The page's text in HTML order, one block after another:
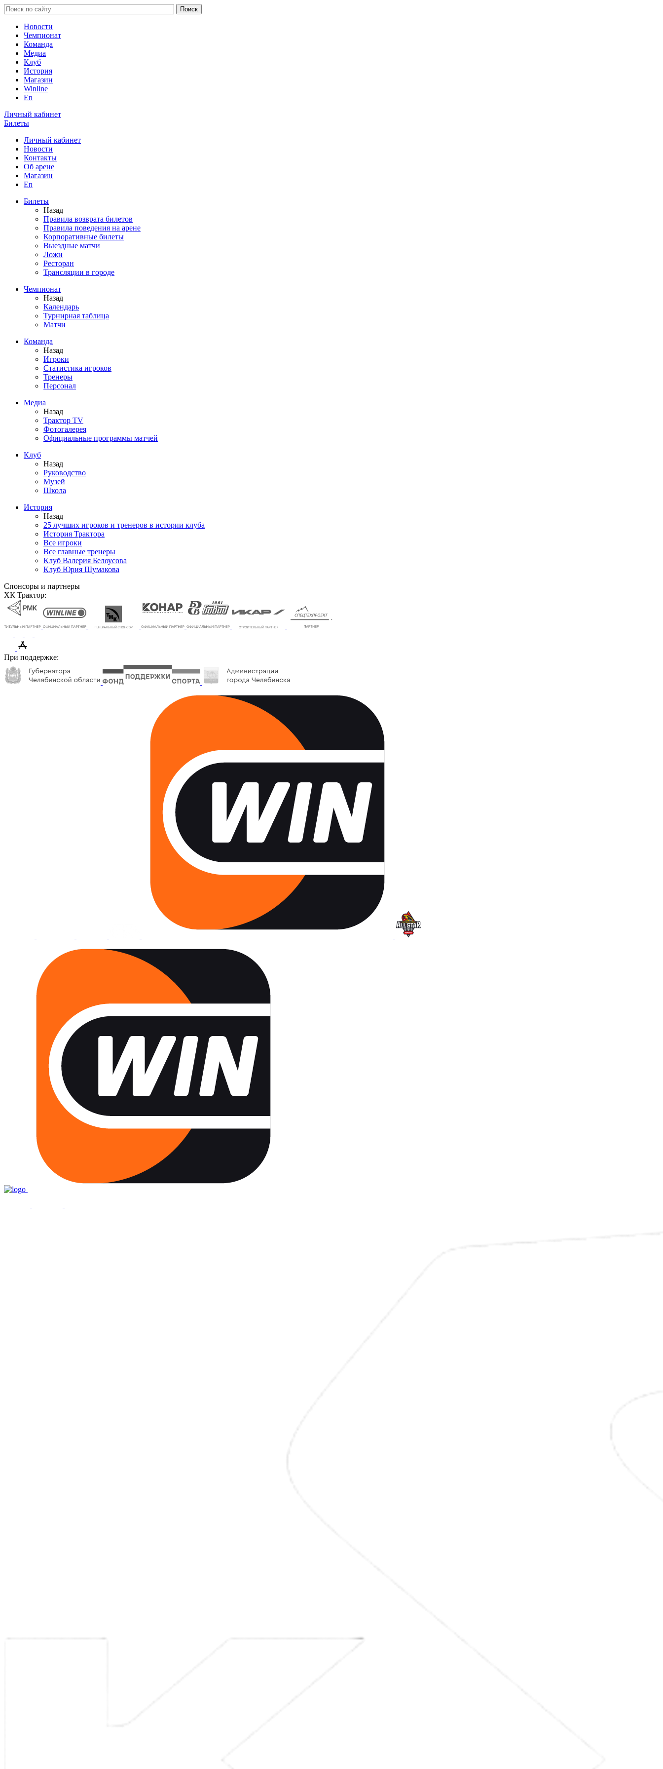
Новости
Чемпионат
Команда
Медиа
Клуб
История
Магазин
Winline
En
Личный кабинет
Билеты
Личный кабинет
Новости
Контакты
Об арене
Магазин
En
Билеты
Назад
Правила возврата билетов
Правила поведения на арене
Корпоративные билеты
Выездные матчи
Ложи
Ресторан
Трансляции в городе
Чемпионат
Назад
Календарь
Турнирная таблица
Матчи
Команда
Назад
Игроки
Статистика игроков
Тренеры
Персонал
Медиа
Назад
Трактор TV
Фотогалерея
Официальные программы матчей
Клуб
Назад
Руководство
Музей
Школа
История
Назад
25 лучших игроков и тренеров в истории клуба
История Трактора
Все игроки
Все главные тренеры
Клуб Валерия Белоусова
Клуб Юрия Шумакова
Спонсоры и партнеры
ХК Трактор:
При поддержке: